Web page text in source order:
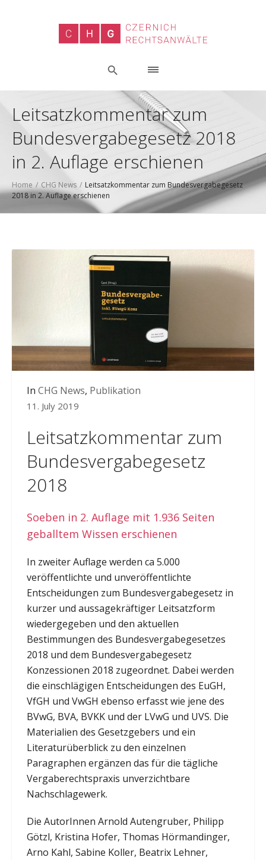
Leitsatzkommentar zum
Bundesvergabegesetz 2018
in 2. Auflage erschienen
Home / CHG News / Leitsatzkommentar zum Bundesvergabegesetz
2018 in 2. Auflage erschienen
In CHG News, Publikation
11. July 2019
Leitsatzkommentar zum
Bundesvergabegesetz
2018
Soeben in 2. Auflage mit 1.936 Seiten
geballtem Wissen erschienen
In zweiter Auflage werden ca 5.000
veröffentlichte und unveröffentlichte
Entscheidungen zum Bundesvergabegesetz in
kurzer und aussagekräftiger Leitsatzform
wiedergegeben und den aktuellen
Bestimmungen des Bundesvergabegesetzes
2018 und dem Bundesvergabegesetz
Konzessionen 2018 zugeordnet. Dabei werden
die einschlägigen Entscheidungen des EuGH,
VfGH und VwGH ebenso erfasst wie jene des
BVwG, BVA, BVKK und der LVwG und UVS. Die
Materialien des Gesetzgebers und ein
Literaturüberblick zu den einzelnen
Paragraphen ergänzen das für die tägliche
Vergaberechtspraxis unverzichtbare
Nachschlagewerk.
Die AutorInnen Arnold Autengruber, Philipp
Götzl, Kristina Hofer, Thomas Hörmandinger,
Arno Kahl, Sabine Koller, Beatrix Lehner,